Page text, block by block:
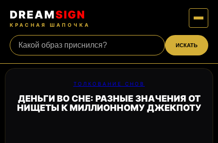
DREAMSIGN
КРАСНАЯ ШАПОЧКА
ИСКАТЬ
ТОЛКОВАНИЕ СНОВ
ДЕНЬГИ ВО СНЕ: РАЗНЫЕ ЗНАЧЕНИЯ ОТ
НИЩЕТЫ К МИЛЛИОННОМУ ДЖЕКПОТУ